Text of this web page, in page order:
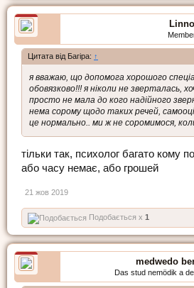
Linno
Цитата від Багіра: ↑
я вважаю, що допомога хорошого
обовязково!!! я ніколи не зверталась,
просто не мала до кого надійного
нема сорому щодо таких речей,
це нормально.. ми ж не соромимося,
тільки так, психолог багато кому
або часу немає, або грошей
21 жов 2019
Подобається x 1
medwedo
Das stud nemödik a